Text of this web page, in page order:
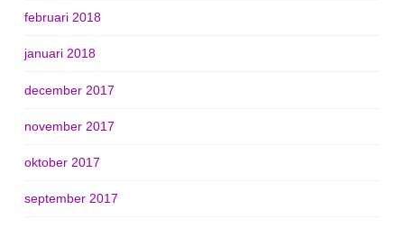
februari 2018
januari 2018
december 2017
november 2017
oktober 2017
september 2017